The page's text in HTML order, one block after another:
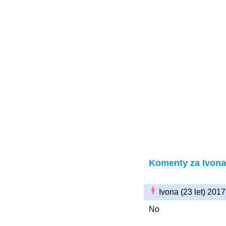
Komenty za Ivona
Ivona (23 let)
No